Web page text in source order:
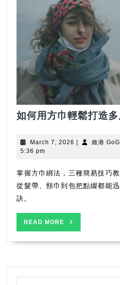
如何用方巾輕鬆打造
March 7, 2026 March維港
5:36 pm
掌握方巾綁法，三種簡易技巧
從髮帶、頸巾到包把點綴都能
訣。
READ MORE
MORE